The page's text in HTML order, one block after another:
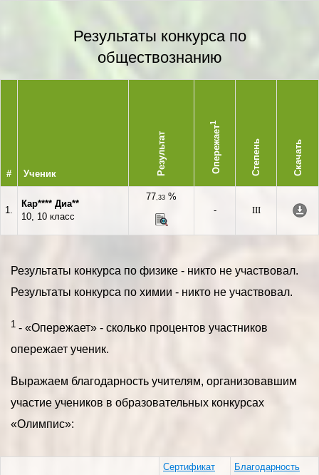
Результаты конкурса по
обществознанию
# Ученик Результат Опережает
1
Степень Скачать
1.
Кар**** Диа**
10, 10 класс
77,33 %
-
III
Результаты конкурса по физике - никто не участвовал.
Результаты конкурса по химии - никто не участвовал.
1 - «Опережает» - сколько процентов участников
опережает ученик.
Выражаем благодарность учителям, организовавшим
участие учеников в образовательных конкурсах
«Олимпис»:
Сертификат Благодарность